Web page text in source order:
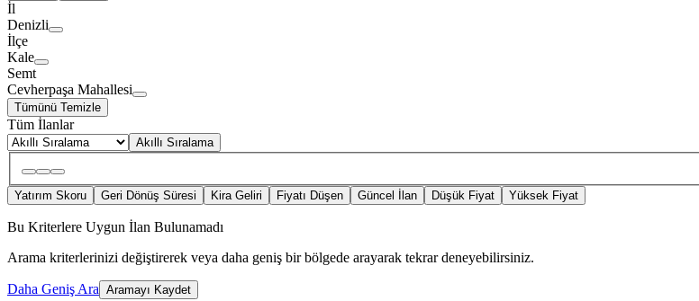
İl
Denizli
İlçe
Kale
Semt
Cevherpaşa Mahallesi
Tümünü Temizle
Tüm İlanlar
Akıllı Sıralama
Yatırım Skoru Geri Dönüş Süresi Kira Geliri Fiyatı Düşen Güncel İlan Düşük Fiyat Yüksek Fiyat
Bu Kriterlere Uygun İlan Bulunamadı
Arama kriterlerinizi değiştirerek veya daha geniş bir bölgede arayarak tekrar deneyebilirsiniz.
Daha Geniş Ara Aramayı Kaydet